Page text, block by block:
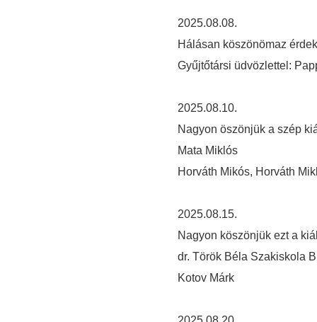
2025.08.08.
Hálásan köszönömaz
Gyűjtőtársi üdvözlettel:
2025.08.10.
Nagyon öszönjük a szép
Mata Miklós
Horváth Mikós, Horváth
2025.08.15.
Nagyon köszönjük ezt a
dr. Török Béla Szakiskola
Kotov Márk